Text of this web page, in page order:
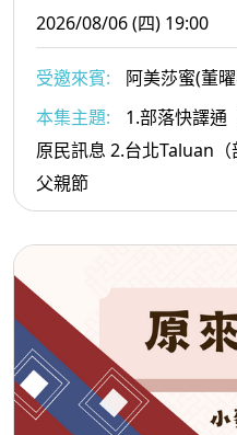
2026/08/06 (四) 19:00
受邀來賓:
阿美莎蜜(董
本集主題:
1.部落快譯通
原民訊息 2.台北Taluan（部落經驗與文化）：部落的
父親節